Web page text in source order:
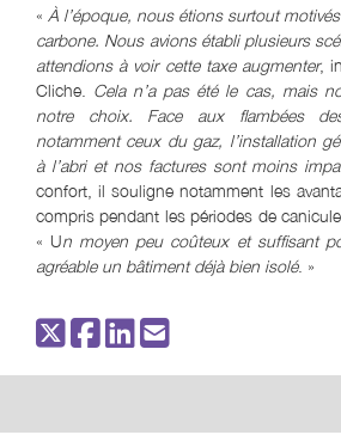
« À l’époque, nous étions surtout motivés
carbone. Nous avions établi plusieurs
attendions à voir cette taxe augmenter,
Cliche. Cela n’a pas été le cas, mais
notre choix. Face aux flambées
notamment ceux du gaz, l’installation
à l’abri et nos factures sont moins
confort, il souligne notamment les
compris pendant les périodes de
« Un moyen peu coûteux et suffisant
agréable un bâtiment déjà bien isolé. »